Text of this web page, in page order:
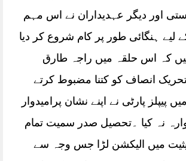
اور دیگر عہدیداران نے اس مہم
لیے ہنگائی طور پر کام شروع کر دیا
کہ اس حلقہ میں راجہ طارق
انصاف کو کتنا مضبوط کرتے
پیپلز پارٹی نے اپنے نشان پرامیدوار
نہ کیا ۔تحصیل صدر سمیت تمام
میں الیکشن لڑا جس وجہ سے